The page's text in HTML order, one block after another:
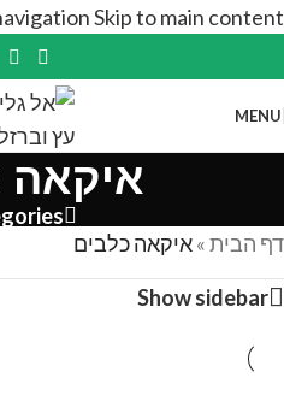
Skip to main content
MENU
איקאה
דף הבית»איקאה כלבים
Show sidebar